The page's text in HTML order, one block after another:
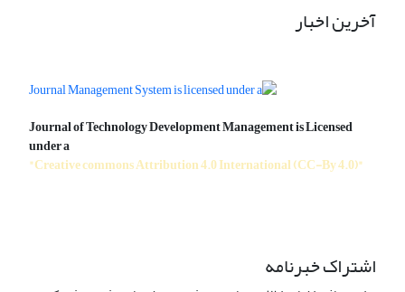
آخرین اخبار
Journal of Technology Development Management is Licensed
under a
"Creative commons Attribution 4.0 International (CC-By 4.0)"
اشتراک خبرنامه